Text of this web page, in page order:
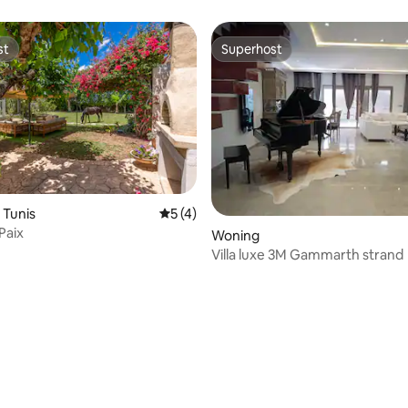
Gemiddelde beoordeling van 5 uit 5, 4
5 (4)
Superhost
Superhost
Woning
Villa luxe 3M Gammarth strand